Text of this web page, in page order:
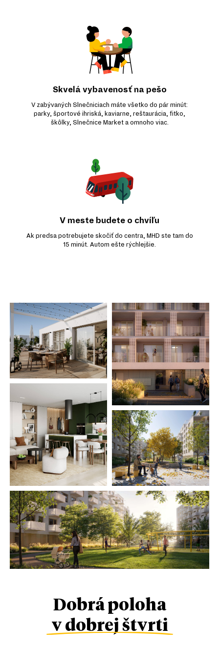
Skvelá vybavenosť na pešo
V zabývaných Slnečniciach máte všetko do pár minút:
parky, športové ihriská, kaviarne, reštaurácia, fitko,
škôlky, Slnečnice Market a omnoho viac.
V meste budete o chvíľu
Ak predsa potrebujete skočiť do centra, MHD ste tam do
15 minút. Autom ešte rýchlejšie.
Dobrá poloha
v dobrej štvrti